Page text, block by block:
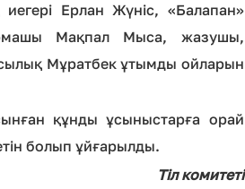
Ерлан Жүніс, «Балапан»
Мақпал Мыса, жазушы,
Мұратбек ұтымды ойларын
құнды ұсыныстарға орай
болып ұйғарылды.
Тіл комитеті